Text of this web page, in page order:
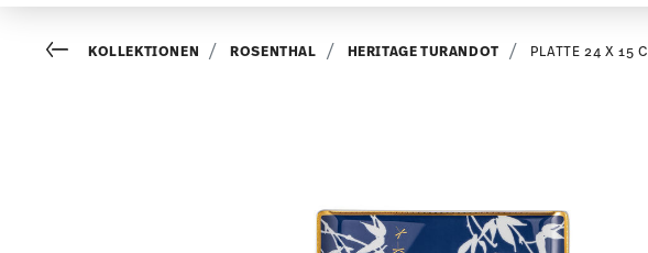
Go backKOLLEKTIONEN ROSENTHAL HERITAGE TURANDOT PLATTE 24 X 15